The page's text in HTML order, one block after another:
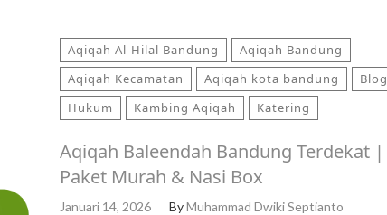
Aqiqah Al-Hilal Bandung
Aqiqah Bandung
Aqiqah Kecamatan
Aqiqah kota bandung
Blog
Hukum
Kambing Aqiqah Katering
Aqiqah Baleendah Bandung Terdekat |
Paket Murah & Nasi Box
Januari 14, 2026 ByMuhammad Dwiki Septianto